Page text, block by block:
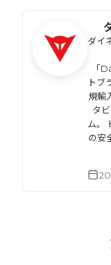
ダイ
「
トブ
規輸
タ
ム。
の安